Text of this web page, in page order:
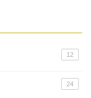
12
24